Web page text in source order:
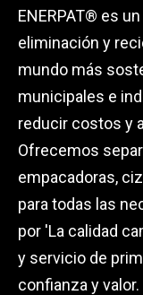
ENERPAT® es
eliminación y
mundo más
municipales e
reducir costos y
Ofrecemos
empacadoras,
para todas las
por 'La calidad
y servicio de
confianza y valor.